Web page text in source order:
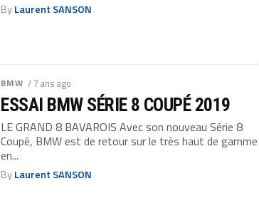
ByLaurent SANSON
BMW / 7 ans ago
ESSAI BMW SÉRIE 8 COUPÉ 2019
LE GRAND 8 BAVAROIS Avec son nouveau Série 8
Coupé, BMW est de retour sur le très haut de gamme
en...
ByLaurent SANSON